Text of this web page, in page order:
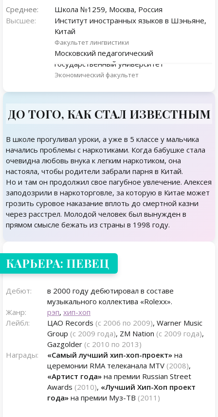
Среднее:
Школа №1259, Москва, Россия
Высшее:
Институт иностранных языков в Шэньяне,
Китай
Факультет лингвистики
Московский педагогический
государственный университет
Экономический факультет
ДО ТОГО, КАК СТАЛ ИЗВЕСТНЫМ
В школе прогуливал уроки, а уже в 5 классе у мальчика
начались проблемы с наркотиками. Когда бабушке стала
очевидна любовь внука к легким наркотиком, она
настояла, чтобы родители забрали парня в Китай.
Но и там он продолжил свое пагубное увлечение. Алексея
заподозрили в наркоторговле, за которую в Китае может
грозить суровое наказание вплоть до смертной казни
через расстрел. Молодой человек был вынужден в
прямом смысле бежать из страны в 1998 году.
КАРЬЕРА: ПЕВЕЦ
Дебют:
в 2000 году дебютировал в составе
музыкального коллектива «Rolexx».
Жанр:
рэп, хип-хоп
Лейбл:
ЦАО Records (с 2006 по 2009), Warner Music
Group (с 2009 года), ZM Nation (с 2009 года),
Gazgolder (с 2010 по 2013)
Награды:
«Самый лучший хип-хоп-проект» на
церемонии RMA телеканала MTV (2008),
«Артист года» на премии Russian Street
Awards (2010), «Лучший Хип-Хоп проект
года» на премии Муз-ТВ (2011)